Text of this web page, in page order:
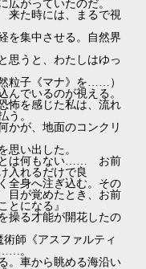
広がっていたのだ。
た時には、まるで視
を集中させる。自然界
思うと、わたしはゆっ
粒子《マナ》を……）
んでいるのが視える。
怖を感じた私は、流れ
う。
かが、地面のコンクリ
い出した。
とは何もない…… お前
入れるだけで良
身へ注ぎ込む。その
が覚めたとき、お前
とになる』
る才能が開花したの
師《アスファルティ
。
。車から眺める海沿い